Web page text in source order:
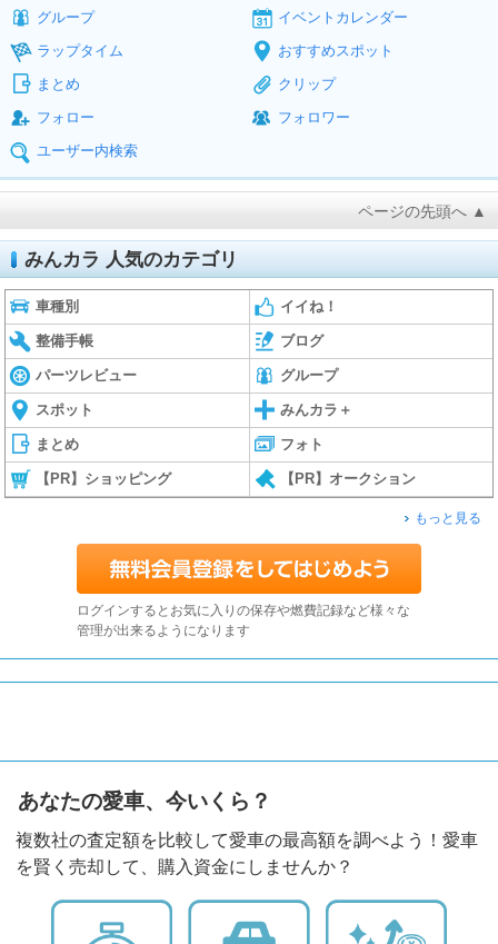
グループ
イベントカレンダー
ラップタイム
おすすめスポット
まとめ
クリップ
フォロー
フォロワー
ユーザー内検索
ページの先頭へ ▲
みんカラ 人気のカテゴリ
車種別 イイね！
整備手帳 ブログ
パーツレビュー グループ
スポット みんカラ＋
まとめ フォト
【PR】ショッピング 【PR】オークション
もっと見る
ログインするとお気に入りの保存や燃費記録など様々な
管理が出来るようになります
あなたの愛車、今いくら？
複数社の査定額を比較して愛車の最高額を調べよう！愛車
を賢く売却して、購入資金にしませんか？